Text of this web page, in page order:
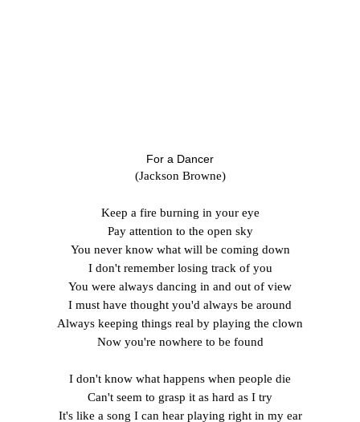
For a Dancer
(Jackson Browne)
Keep a fire burning in your eye
Pay attention to the open sky
You never know what will be coming down
I don't remember losing track of you
You were always dancing in and out of view
I must have thought you'd always be around
Always keeping things real by playing the clown
Now you're nowhere to be found
I don't know what happens when people die
Can't seem to grasp it as hard as I try
It's like a song I can hear playing right in my ear